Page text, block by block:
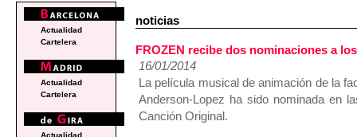
noticias
FROZEN recibe dos nominaciones a
16/01/2014
La película musical de animación de la
Anderson-Lopez ha sido nominada en
Canción Original.
Actualidad
Cartelera
Actualidad
Cartelera